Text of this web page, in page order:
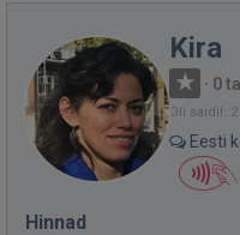
Kira
· 0
Oli saidil:
Eesti
Hinnad